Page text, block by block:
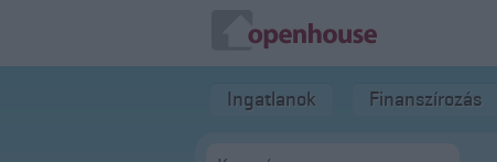
Ingatlanok Finanszírozás